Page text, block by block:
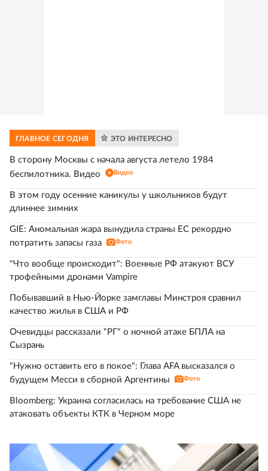
ГЛАВНОЕ СЕГОДНЯ ЭТО ИНТЕРЕСНО
В сторону Москвы с начала августа летело 1984
беспилотника. Видео
Видео
В этом году осенние каникулы у школьников будут
длиннее зимних
GIE: Аномальная жара вынудила страны ЕС рекордно
потратить запасы газа
Фото
"Что вообще происходит": Военные РФ атакуют ВСУ
трофейными дронами Vampire
Побывавший в Нью-Йорке замглавы Минстроя сравнил
качество жилья в США и РФ
Очевидцы рассказали "РГ" о ночной атаке БПЛА на
Сызрань
"Нужно оставить его в покое": Глава AFA высказался о
будущем Месси в сборной Аргентины
Фото
Bloomberg: Украина согласилась на требование США не
атаковать объекты КТК в Черном море